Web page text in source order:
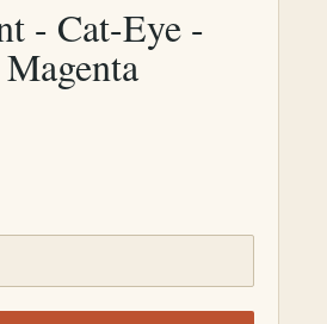
- Cat-Eye -